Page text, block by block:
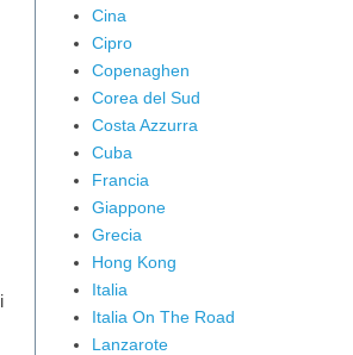
Cina
Cipro
Copenaghen
Corea del Sud
Costa Azzurra
Cuba
Francia
Giappone
Grecia
Hong Kong
Italia
Italia On The Road
Lanzarote